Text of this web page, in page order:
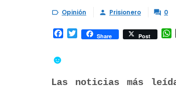
 Opinión  Prisionero  0
Facebook
TwitterShare Post
☻
Las noticias más